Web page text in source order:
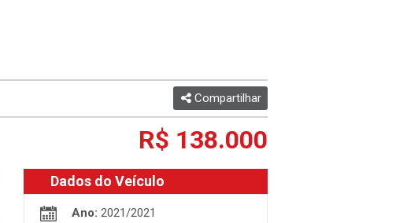
Dados do Veículo
Ano: 2021/2021
R$ 138.000
Compartilhar